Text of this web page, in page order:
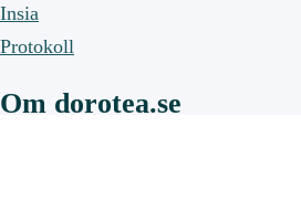
Insia
Protokoll
Om dorotea.se